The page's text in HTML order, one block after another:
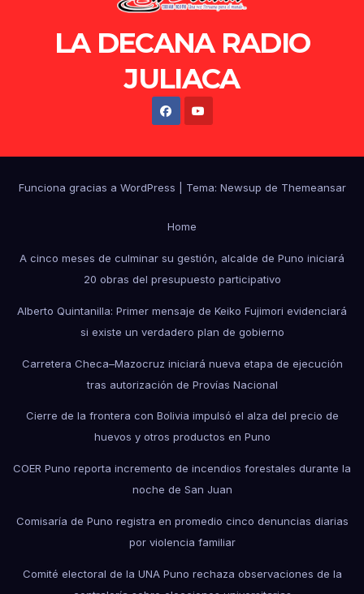
LA DECANA RADIO
JULIACA
Funciona gracias a WordPress Tema: Newsup de Themeansar
Home
A cinco meses de culminar su gestión, alcalde de Puno iniciará
20 obras del presupuesto participativo
Alberto Quintanilla: Primer mensaje de Keiko Fujimori evidenciará
si existe un verdadero plan de gobierno
Carretera Checa–Mazocruz iniciará nueva etapa de ejecución
tras autorización de Provías Nacional
Cierre de la frontera con Bolivia impulsó el alza del precio de
huevos y otros productos en Puno
COER Puno reporta incremento de incendios forestales durante la
noche de San Juan
Comisaría de Puno registra en promedio cinco denuncias diarias
por violencia familiar
Comité electoral de la UNA Puno rechaza observaciones de la